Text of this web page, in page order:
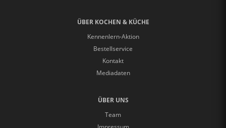
ÜBER KOCHEN & KÜCHE
Kennenlern-Aktion
Bestellservice
Kontakt
Mediadaten
ÜBER UNS
Team